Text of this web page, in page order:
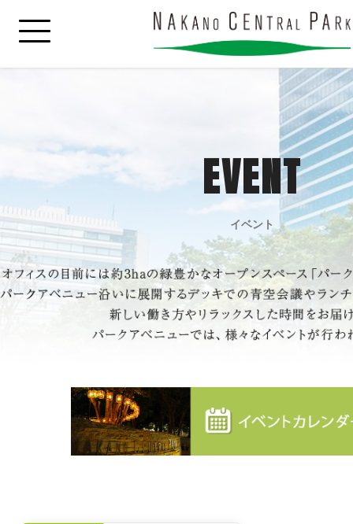
EVENT
イベント